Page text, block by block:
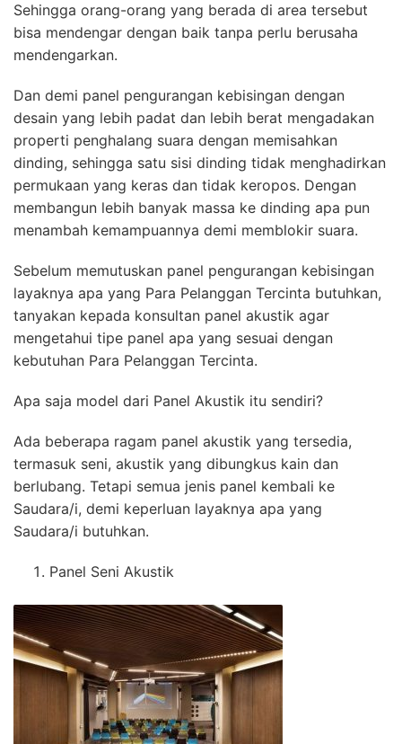
Sehingga orang-orang yang berada di area tersebut
bisa mendengar dengan baik tanpa perlu berusaha
mendengarkan.
Dan demi panel pengurangan kebisingan dengan
desain yang lebih padat dan lebih berat mengadakan
properti penghalang suara dengan memisahkan
dinding, sehingga satu sisi dinding tidak menghadirkan
permukaan yang keras dan tidak keropos. Dengan
membangun lebih banyak massa ke dinding apa pun
menambah kemampuannya demi memblokir suara.
Sebelum memutuskan panel pengurangan kebisingan
layaknya apa yang Para Pelanggan Tercinta butuhkan,
tanyakan kepada konsultan panel akustik agar
mengetahui tipe panel apa yang sesuai dengan
kebutuhan Para Pelanggan Tercinta.
Apa saja model dari Panel Akustik itu sendiri?
Ada beberapa ragam panel akustik yang tersedia,
termasuk seni, akustik yang dibungkus kain dan
berlubang. Tetapi semua jenis panel kembali ke
Saudara/i, demi keperluan layaknya apa yang
Saudara/i butuhkan.
Panel Seni Akustik